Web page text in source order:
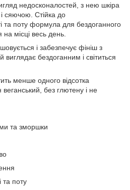
недосконалостей, з нею шкіра
сяючою. Стійка до
та поту формула для бездоганного
місці весь день.
і забезпечує фініш з
бездоганним і світиться
менше одного відсотка
без глютену і не
та зморшки
та поту